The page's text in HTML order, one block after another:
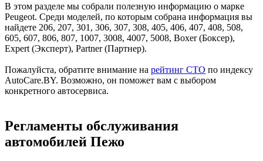
В этом разделе мы собрали полезную информацию о марке
Peugeot. Среди моделей, по которым собрана информация вы
найдете 206, 207, 301, 306, 307, 308, 405, 406, 407, 408, 508,
605, 607, 806, 807, 1007, 3008, 4007, 5008, Boxer (Боксер),
Expert (Эксперт), Partner (Партнер).
Пожалуйста, обратите внимание на рейтинг СТО по индексу
AutoCare.BY. Возможно, он поможет вам с выбором
конкретного автосервиса.
Регламенты обслуживания
автомобилей Пежо